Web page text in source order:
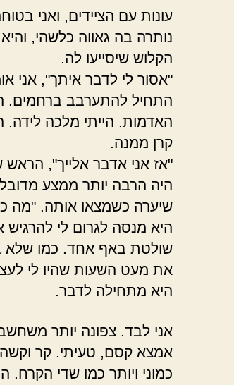
עונות עם הציידים, ואני
נותרה בה גאווה כלשהי,
הקלוש שיסייעו לה.
"אסור לי לדבר איתך", אני
התחיל להתערבב ברחמים.
האדמות. הייתי מלכה לידה.
קרן ממנה.
"אז אני אדבר אלייך",
היה הרבה יותר ממצע
שיערה כשמצאו אותה. "מה
היא מנסה לגרום לי
שולטת באף אחד. כמו שלא
את מעט השעות שהיו לי
היא מתחילה לדבר.
אני לבד. צפונה יותר
אמצא קסם, טעיתי. קר וקשה
כמוני ויותר כמו שדי הקרח.